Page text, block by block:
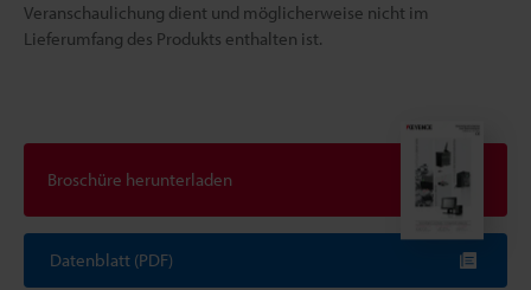
Veranschaulichung dient und möglicherweise nicht im
Lieferumfang des Produkts enthalten ist.
Broschüre herunterladen
Datenblatt (PDF)